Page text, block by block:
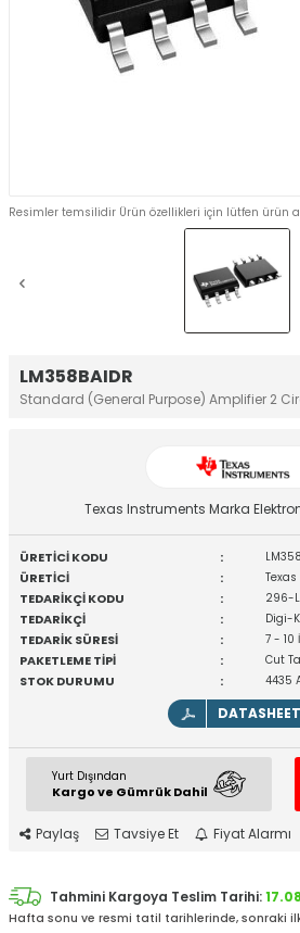
LM358BAIDR
Standard (General Purpose) Amplifier 2
Resimler temsilidir Ürün özellikleri için lütfen ürün
Texas Instruments Marka
ÜRETİCİ KODU :
ÜRETİCİ :
TEDARİKÇİ KODU : 296-
TEDARİKÇİ : Digi-
TEDARİK SÜRESİ : 7 - 10
PAKETLEME TİPİ : Cut
STOK DURUMU : 4435
DATASHEET
Yurt Dışından
Kargo ve Gümrük Dahil
Paylaş Tavsiye Et Fiyat Alarmı
Tahmini Kargoya Teslim Tarihi:
Hafta sonu ve resmi tatil tarihlerinde, sonraki